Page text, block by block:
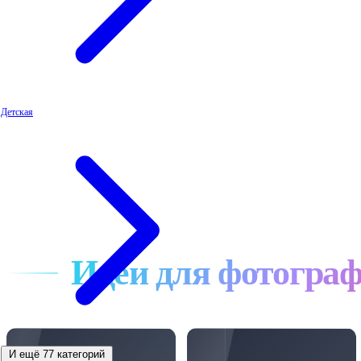
Детская
И ещё 77 категорий
Идеи для